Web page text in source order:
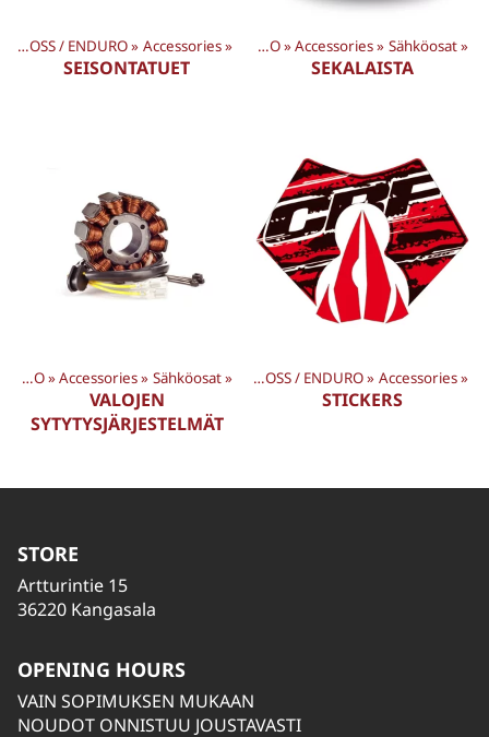
CROSS / ENDURO‪» Accessories‪»
SEISONTATUET
Products‪» CROSS / ENDURO‪»Accessories‪» Sähköosat‪»
SEKALAISTA
CROSS / ENDURO‪»Accessories‪» Sähköosat‪»
VALOJEN
SYTYTYSJÄRJESTELMÄT
Products CROSS / ENDURO‪» Accessories‪»
STICKERS
STORE
Artturintie 15
36220 Kangasala
OPENING HOURS
VAIN SOPIMUKSEN MUKAAN
NOUDOT ONNISTUU JOUSTAVASTI